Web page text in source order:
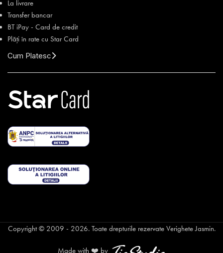
La livrare
Transfer bancar
BT iPay - Card de credit
Plăți în rate cu Star Card
Cum Platesc
Copyright © 2009 - 2026. Toate drepturile rezervate Verighete Jasmin.
Made with ❤️ by